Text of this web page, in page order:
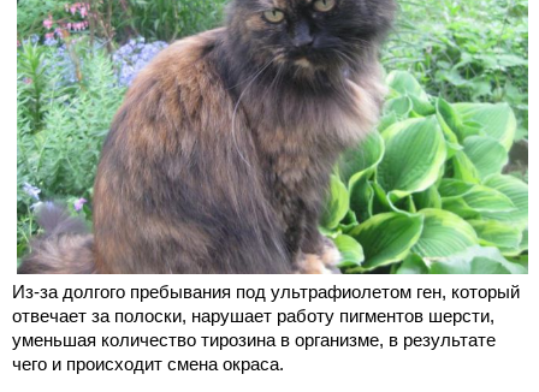
Из-за долгого пребывания под ультрафиолетом ген, который
отвечает за полоски, нарушает работу пигментов шерсти,
уменьшая количество тирозина в организме, в результате
чего и происходит смена окраса.